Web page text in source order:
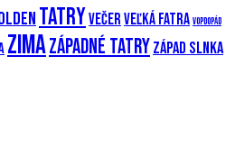
TatryvečerVeľká Fatra Vopdopád
ZimaZápadné TatryZápad slnka